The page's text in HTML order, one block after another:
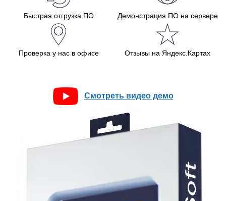
Быстрая отгрузка ПО Демонстрация ПО на сервере
Проверка у нас в офисе Отзывы на Яндекс.Картах
Смотреть видео демо